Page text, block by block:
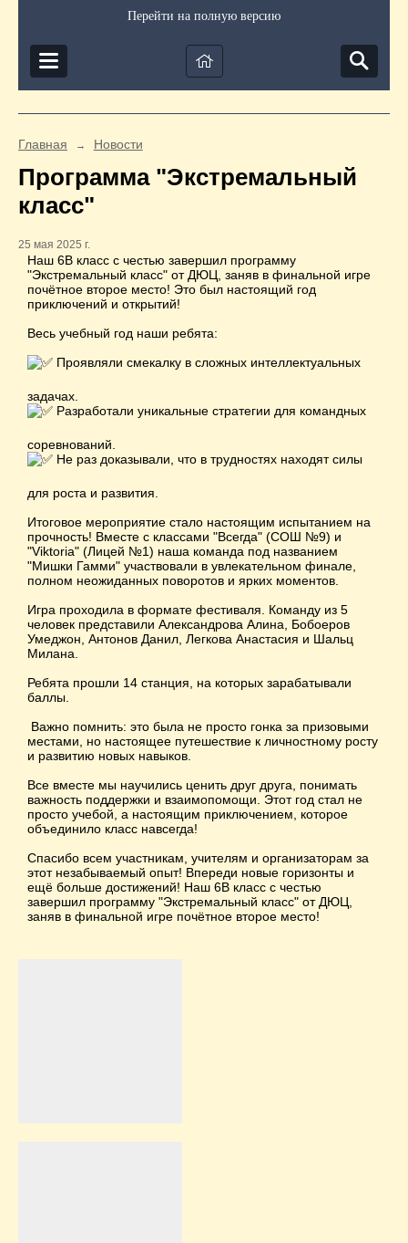
Перейти на полную версию
Главная → Новости
Программа "Экстремальный
класс"
25 мая 2025 г.
Наш 6В класс с честью завершил программу
"Экстремальный класс" от ДЮЦ, заняв в финальной игре
почётное второе место! Это был настоящий год
приключений и открытий!
Весь учебный год наши ребята:
Проявляли смекалку в сложных интеллектуальных
задачах.
Разработали уникальные стратегии для командных
соревнований.
Не раз доказывали, что в трудностях находят силы
для роста и развития.
Итоговое мероприятие стало настоящим испытанием на
прочность! Вместе с классами "Всегда" (СОШ №9) и
"Viktoria" (Лицей №1) наша команда под названием
"Мишки Гамми" участвовали в увлекательном финале,
полном неожиданных поворотов и ярких моментов.
Игра проходила в формате фестиваля. Команду из 5
человек представили Александрова Алина, Бобоеров
Умеджон, Антонов Данил, Легкова Анастасия и Шальц
Милана.
Ребята прошли 14 станция, на которых зарабатывали
баллы.
Важно помнить: это была не просто гонка за призовыми
местами, но настоящее путешествие к личностному росту
и развитию новых навыков.
Все вместе мы научились ценить друг друга, понимать
важность поддержки и взаимопомощи. Этот год стал не
просто учебой, а настоящим приключением, которое
объединило класс навсегда!
Спасибо всем участникам, учителям и организаторам за
этот незабываемый опыт! Впереди новые горизонты и
ещё больше достижений! Наш 6В класс с честью
завершил программу "Экстремальный класс" от ДЮЦ,
заняв в финальной игре почётное второе место!